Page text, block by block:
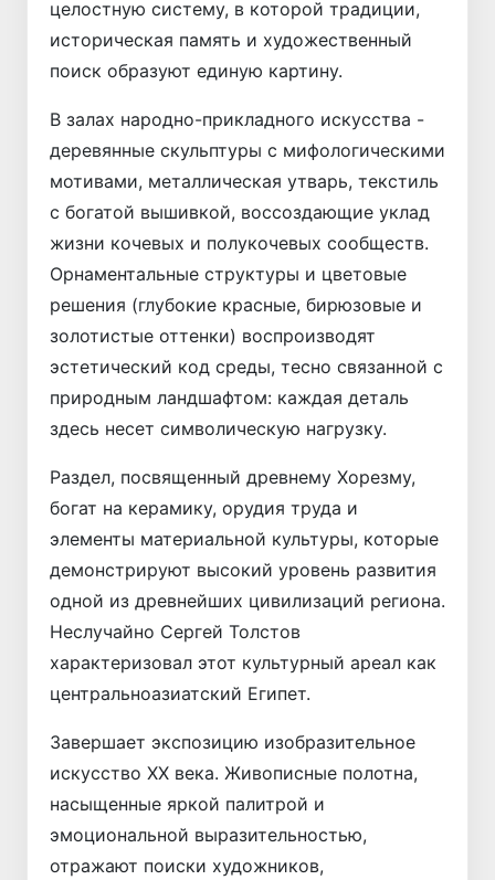
целостную систему, в которой традиции,
историческая память и художественный
поиск образуют единую картину.
В залах народно-прикладного искусства -
деревянные скульптуры с мифологическими
мотивами, металлическая утварь, текстиль
с богатой вышивкой, воссоздающие уклад
жизни кочевых и полукочевых сообществ.
Орнаментальные структуры и цветовые
решения (глубокие красные, бирюзовые и
золотистые оттенки) воспроизводят
эстетический код среды, тесно связанной с
природным ландшафтом: каждая деталь
здесь несет символическую нагрузку.
Раздел, посвященный древнему Хорезму,
богат на керамику, орудия труда и
элементы материальной культуры, которые
демонстрируют высокий уровень развития
одной из древнейших цивилизаций региона.
Неслучайно Сергей Толстов
характеризовал этот культурный ареал как
централь­ноазиатский Египет.
Завершает экспозицию изобразительное
искусство XX века. Живописные полотна,
насыщенные яркой палитрой и
эмоциональной выразительностью,
отражают поиски художников,